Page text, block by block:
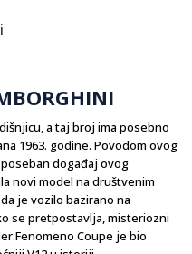
a taj broj ima posebno
1963. godine. Povodom ovog
događaj ovog
novi model na društvenim
je vozilo bazirano na
se pretpostavlja, misteriozni
Coupe je bio